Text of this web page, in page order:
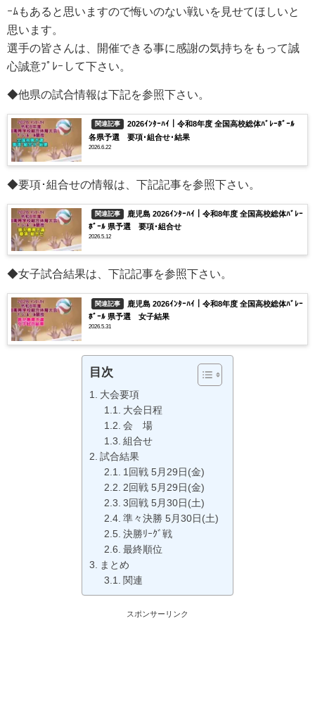
ｰﾑもあると思いますので悔いのない戦いを見せてほしいと
思います。
選手の皆さんは、開催できる事に感謝の気持ちをもって誠
心誠意ﾌﾟﾚｰして下さい。
◆他県の試合情報は下記を参照下さい。
関連記事
2026ｲﾝﾀｰﾊｲ｜令和8年度 全国高校総体ﾊﾞﾚｰﾎﾞｰﾙ
各県予選 要項･組合せ･結果
2026.6.22
◆要項･組合せの情報は、下記記事を参照下さい。
関連記事
鹿児島 2026ｲﾝﾀｰﾊｲ｜令和8年度 全国高校総体ﾊﾞﾚｰ
ﾎﾞｰﾙ 県予選 要項･組合せ
2026.5.12
◆女子試合結果は、下記記事を参照下さい。
関連記事
鹿児島 2026ｲﾝﾀｰﾊｲ｜令和8年度 全国高校総体ﾊﾞﾚｰ
ﾎﾞｰﾙ 県予選 女子結果
2026.5.31
目次
大会要項
大会日程
会 場
組合せ
試合結果
1回戦 5月29日(金)
2回戦 5月29日(金)
3回戦 5月30日(土)
準々決勝 5月30日(土)
決勝ﾘｰｸﾞ戦
最終順位
まとめ
関連
スポンサーリンク